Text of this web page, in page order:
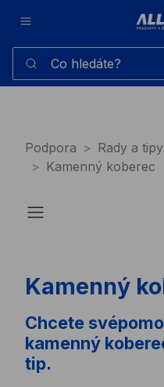
Co hledáte?
Podpora Rady a tipy
Kamenný koberec
Kamenný
Chcete
kamenný
tip.